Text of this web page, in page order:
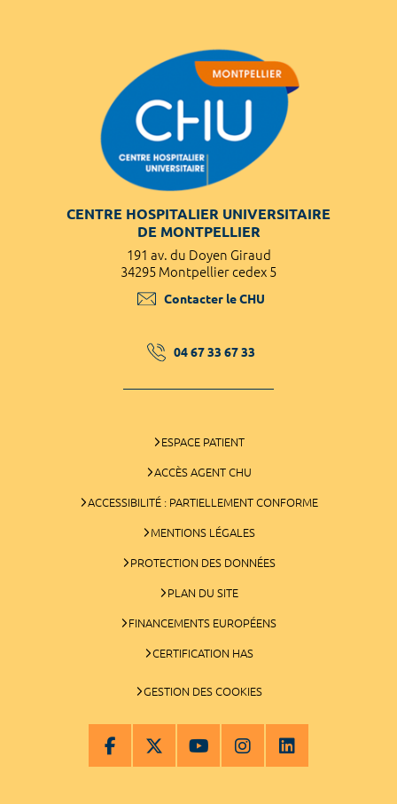
CENTRE HOSPITALIER UNIVERSITAIRE
DE MONTPELLIER
191 av. du Doyen Giraud
34295 Montpellier cedex 5
Contacter le CHU
04 67 33 67 33
ESPACE PATIENT
ACCÈS AGENT CHU
ACCESSIBILITÉ : PARTIELLEMENT CONFORME
MENTIONS LÉGALES
PROTECTION DES DONNÉES
PLAN DU SITE
FINANCEMENTS EUROPÉENS
CERTIFICATION HAS
GESTION DES COOKIES